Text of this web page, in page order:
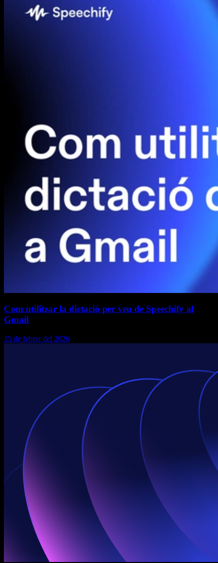
Com utilitzar la dictació per veu de Speechify al
Gmail
15 de febrer del 2026